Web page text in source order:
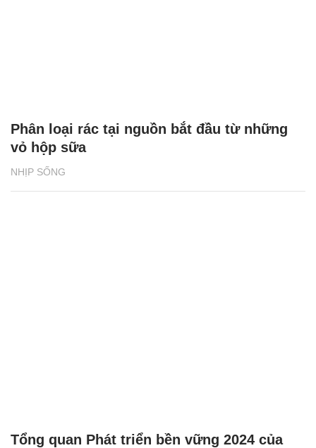
NHỊP SỐNG
Phân loại rác tại nguồn bắt đầu từ những
vỏ hộp sữa
Tổng quan Phát triển bền vững 2024 của